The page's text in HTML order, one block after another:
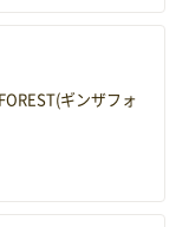
ギンザフォ